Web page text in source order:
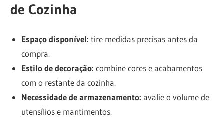
de Cozinha
Espaço disponível: tire medidas precisas antes da
compra.
Estilo de decoração: combine cores e acabamentos
com o restante da cozinha.
Necessidade de armazenamento: avalie o volume de
utensílios e mantimentos.